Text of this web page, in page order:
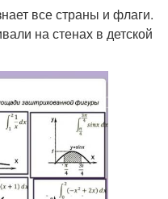
все страны и флаги.
на стенах в детской